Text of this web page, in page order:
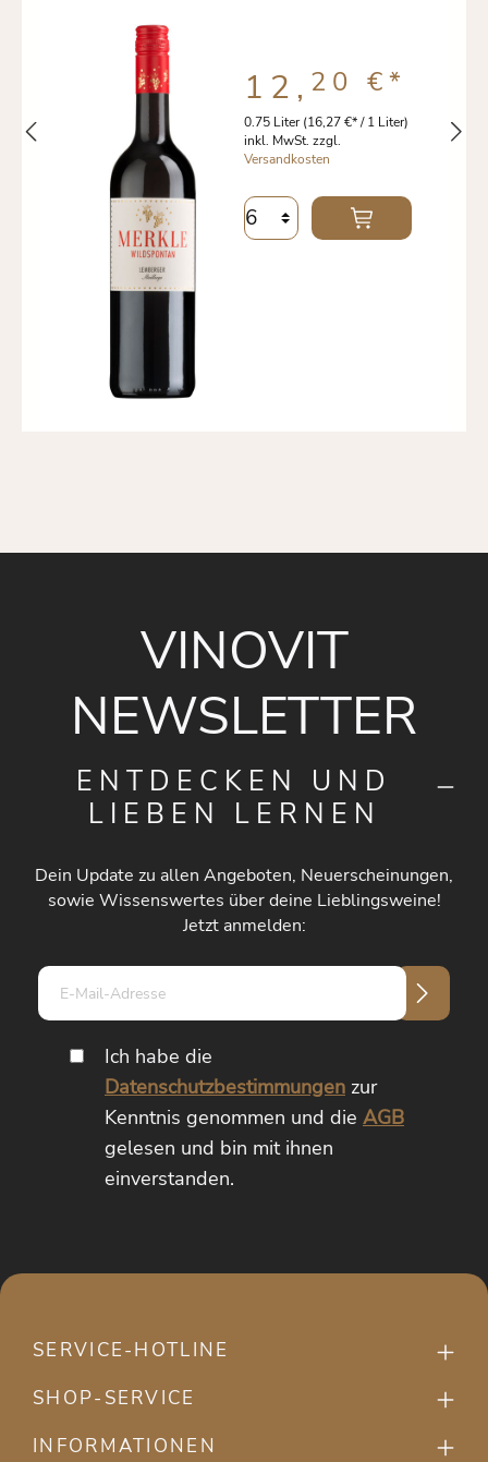
0.75 Liter(16,27 €* / 1 Liter)
inkl. MwSt. zzgl.
Versandkosten
12, 20 €*
VINOVIT
NEWSLETTER
ENTDECKEN UND
LIEBEN LERNEN
Dein Update zu allen Angeboten, Neuerscheinungen,
sowie Wissenswertes über deine Lieblingsweine!
Jetzt anmelden:
Adresse*
Ich habe die
Datenschutzbestimmungenzur
Kenntnis genommen und die AGB
gelesen und bin mit ihnen
einverstanden.
SERVICE-HOTLINE
SHOP-SERVICE
INFORMATIONEN